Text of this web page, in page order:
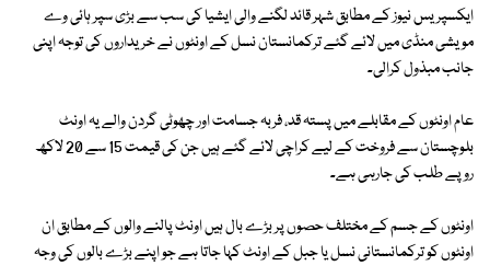
ایکسپریس نیوز کے مطابق شہر قائد لگنے والی ایشیا کی سب سے بڑی سپر ہائی وے
مویشی منڈی میں لائے گئے ترکمانستان نسل کے اونٹوں نے خریداروں کی توجہ اپنی
جانب مبذول کرالی۔
عام اونٹوں کے مقابلے میں پستہ قد، فربہ جسامت اور چھوٹی گردن والے یہ اونٹ
بلوچستان سے فروخت کے لیے کراچی لائے گئے ہیں جن کی قیمت 15 سے 20 لاکھ
روپے طلب کی جارہی ہے۔
اونٹوں کے جسم کے مختلف حصوں پر بڑے بال ہیں اونٹ پالنے والوں کے مطابق ان
اونٹوں کو ترکمانستانی نسل یا جبل کے اونٹ کہا جاتا ہے جو اپنے بڑے بالوں کی وجہ